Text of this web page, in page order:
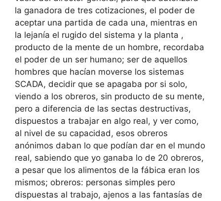
la ganadora de tres cotizaciones, el poder de
aceptar una partida de cada una, mientras en
la lejanía el rugido del sistema y la planta ,
producto de la mente de un hombre, recordaba
el poder de un ser humano; ser de aquellos
hombres que hacían moverse los sistemas
SCADA, decidir que se apagaba por si solo,
viendo a los obreros, sin producto de su mente,
pero a diferencia de las sectas destructivas,
dispuestos a trabajar en algo real, y ver como,
al nivel de su capacidad, esos obreros
anónimos daban lo que podían dar en el mundo
real, sabiendo que yo ganaba lo de 20 obreros,
a pesar que los alimentos de la fábica eran los
mismos; obreros: personas simples pero
dispuestas al trabajo, ajenos a las fantasías de